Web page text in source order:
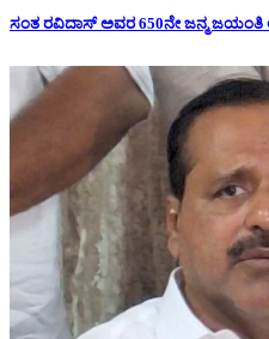
ಸಂತ ರವಿದಾಸ್ ಅವರ 650ನೇ ಜನ್ಮ ಜಯಂತಿ